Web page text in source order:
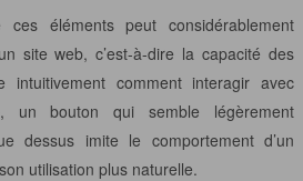
ces éléments peut considérablement
site web, c’est-à-dire la capacité des
intuitivement comment interagir avec
un bouton qui semble légèrement
dessus imite le comportement d’un
utilisation plus naturelle.